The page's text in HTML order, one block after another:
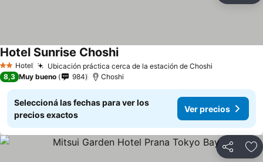
2 Estrellas
Hotel Ubicación práctica cerca de la estación de Choshi
Hotel Sunrise Choshi
8,3 Muy bueno 984 Choshi
Seleccioná las fechas para ver los
precios exactos
Ver precios
Compartir